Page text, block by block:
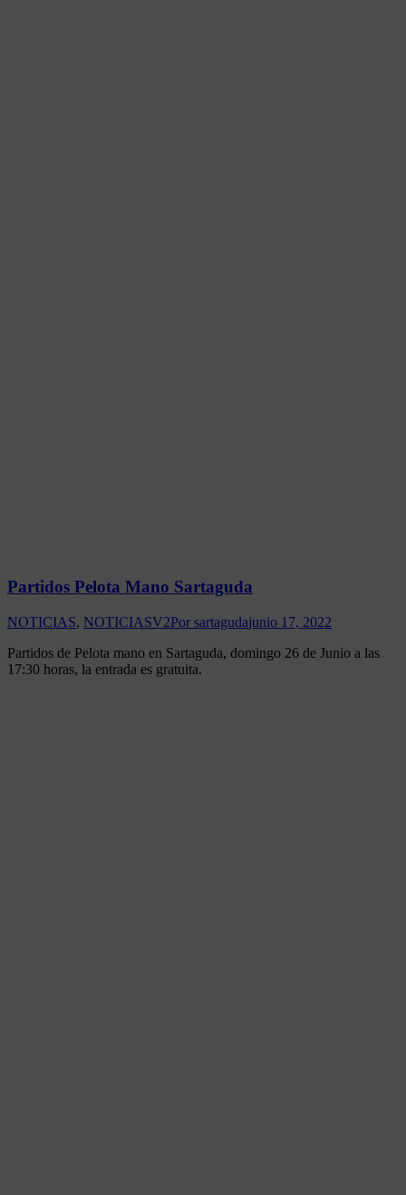
Partidos Pelota Mano Sartaguda
NOTICIAS, NOTICIASV2Por sartagudajunio 17, 2022
Partidos de Pelota mano en Sartaguda, domingo 26 de Junio a las
17:30 horas, la entrada es gratuita.